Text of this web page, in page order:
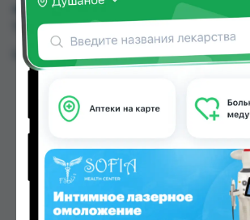
аптеках Душанбе и других городах
Таджикистана
Цена: от